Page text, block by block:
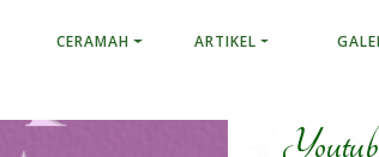
CERAMAH ARTIKEL